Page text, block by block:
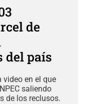
de
del país
video en el que
saliendo
de los reclusos.